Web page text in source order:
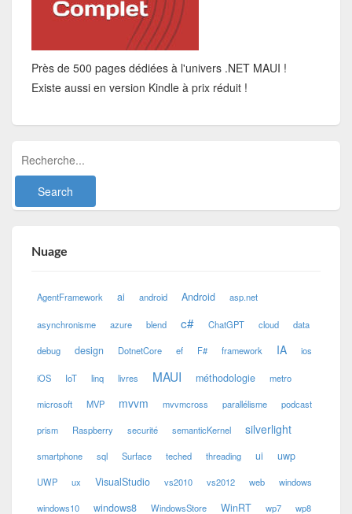
Près de 500 pages dédiées à l'univers .NET MAUI !
Existe aussi en version Kindle à prix réduit !
Nuage
AgentFramework ai android Android asp.net
asynchronisme azure blend c# ChatGPT cloud data
debug design DotnetCore ef F# framework IA ios
iOS IoT linq livres MAUI méthodologie metro
microsoft MVP mvvm mvvmcross parallélisme podcast
prism Raspberry securité semanticKernel silverlight
smartphone sql Surface teched threading ui uwp
UWP ux VisualStudio vs2010 vs2012 web windows
windows10 windows8 WindowsStore WinRT wp7 wp8